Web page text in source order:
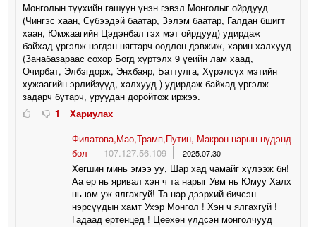
Монголын түүхийн гашуун үнэн гэвэл Монголыг ойрдууд
(Чингэс хаан, Сүбээдэй баатар, Зэлэм баатар, Галдан бшигт
хаан, Юмжаагийн Цэдэнбал гэх мэт ойрдууд) удирдаж
байхад үргэлж нэгдэн нягтарч өөдлөн дэвжиж, харин халхууд
(Занабазараас сохор Богд хүртэлх 9 үеийн лам хаад,
Очирбат, Элбэгдорж, Энхбаяр, Баттулга, Хүрэлсүх мэтийн
хужаагийн эрлийзүүд, халхууд ) удирдаж байхад үргэлж
задарч бутарч, уруудан доройтож иржээ.
1
Хариулах
Филатова,Мао,Трамп,Путин, Макрон нарын нүдэнд
бол
107.127.56.109 2025.07.30
Хөгшин минь эмээ уу, Шар хад чамайг хүлээж бн!
Аа ер нь яривал хэн ч та нарыг Увм нь Юмуу Халх
нь юм уж ялгахгуй! Та нар дээрхий бичсэн
нэрсүүдын хамт Ухэр Монгол ! Хэн ч ялгахгуй !
Гадаад ертөнцөд ! Цөөхөн үлдсэн монголчууд